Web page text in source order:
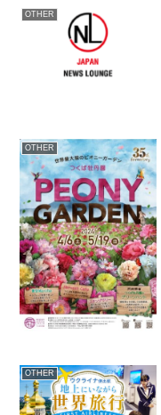
OTHER
OTHER
OTHER